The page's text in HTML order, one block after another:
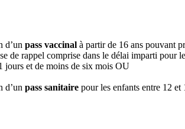
d’un pass vaccinal à partir de 16 ans pouvant
de rappel comprise dans le délai imparti pour
jours et de moins de six mois OU
d’un pass sanitaire pour les enfants entre 12 et